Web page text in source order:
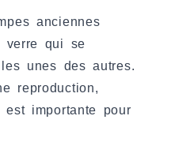
anciennes
verre qui se
unes des autres.
reproduction,
est importante pour